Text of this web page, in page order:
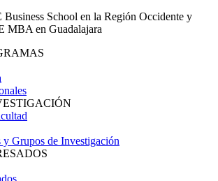
School en la Región Occidente y
MBA en Guadalajara
y Grupos de Investigación